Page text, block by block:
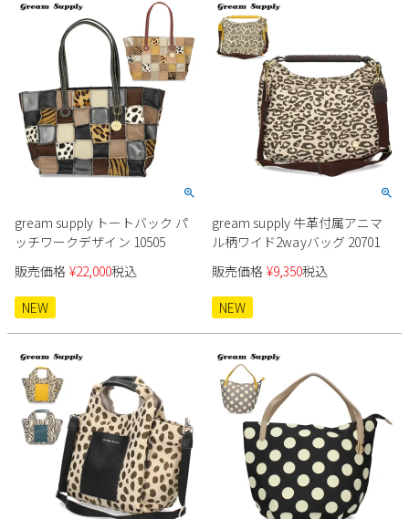
gream supply トートバック パ
ッチワークデザイン 10505
販売価格 ¥22,000税込
NEW
gream supply 牛革付属アニマ
ル柄ワイド2wayバッグ 20701
販売価格 ¥9,350税込
NEW